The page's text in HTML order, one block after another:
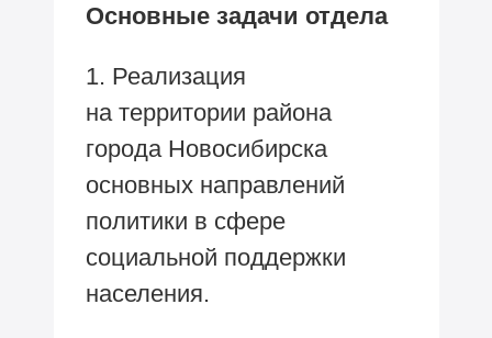
Основные задачи отдела
1. Реализация
на территории района
города Новосибирска
основных направлений
политики в сфере
социальной поддержки
населения.